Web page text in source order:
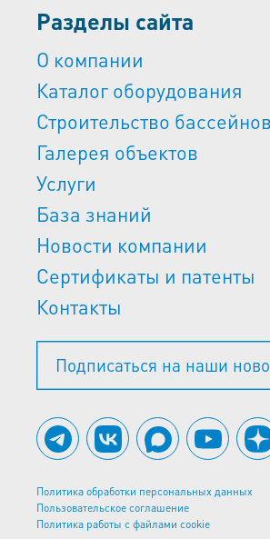
Разделы сайта
О компании
Каталог оборудования
Строительство бассейнов
Галерея объектов
Услуги
База знаний
Новости компании
Сертификаты и патенты
Контакты
Подписаться на наши
Политика обработки персональных данных
Пользовательское соглашение
Политика работы с файлами cookie